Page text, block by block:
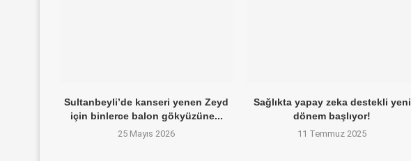
Sultanbeyli’de kanseri yenen Zeyd
için binlerce balon gökyüzüne...
25 Mayıs 2026
Sağlıkta yapay zeka destekli yeni
dönem başlıyor!
11 Temmuz 2025